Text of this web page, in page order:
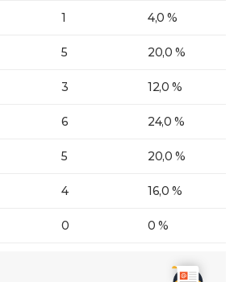
1 4,0 %
5 20,0 %
3 12,0 %
6 24,0 %
5 20,0 %
4 16,0 %
0 0 %